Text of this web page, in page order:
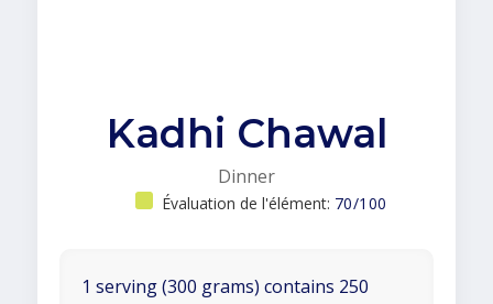
Kadhi Chawal
Dinner
Évaluation de l'élément: 70/100
1 serving (300 grams) contains 250